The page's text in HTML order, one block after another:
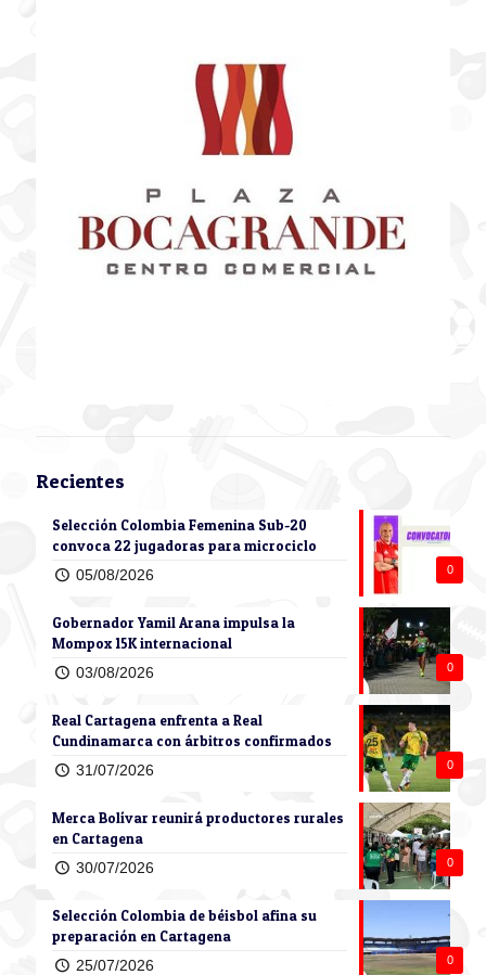
Recientes
0
Selección Colombia Femenina Sub-20
convoca 22 jugadoras para microciclo
05/08/2026
0
Gobernador Yamil Arana impulsa la
Mompox 15K internacional
03/08/2026
0
Real Cartagena enfrenta a Real
Cundinamarca con árbitros confirmados
31/07/2026
0
Merca Bolívar reunirá productores rurales
en Cartagena
30/07/2026
0
Selección Colombia de béisbol afina su
preparación en Cartagena
25/07/2026